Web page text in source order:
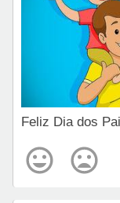
Feliz Dia dos